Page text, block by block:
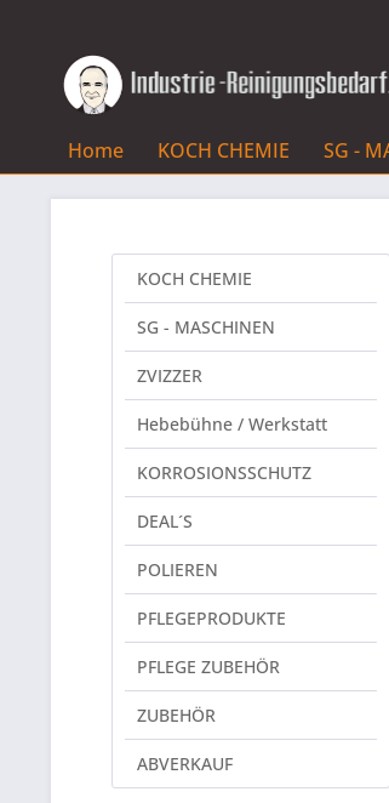
Home KOCH CHEMIE SG -
KOCH CHEMIE
SG - MASCHINEN
ZVIZZER
Hebebühne / Werkstatt
KORROSIONSSCHUTZ
DEAL´S
POLIEREN
PFLEGEPRODUKTE
PFLEGE ZUBEHÖR
ZUBEHÖR
ABVERKAUF